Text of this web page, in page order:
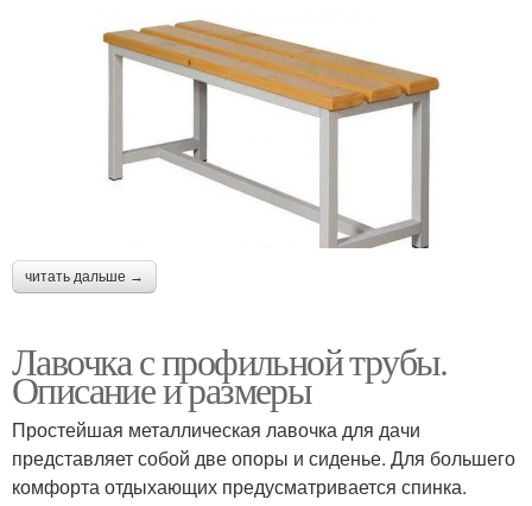
читать дальше →
Лавочка с профильной трубы.
Описание и размеры
Простейшая металлическая лавочка для дачи
представляет собой две опоры и сиденье. Для большего
комфорта отдыхающих предусматривается спинка.